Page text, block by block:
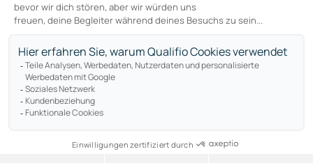
Bug bounty program
Datenschutzerklärung
Cookie-Richtlinie
Copyright © qualifio.com. All Rights Reserved.